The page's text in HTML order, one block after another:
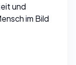
und
im Bild